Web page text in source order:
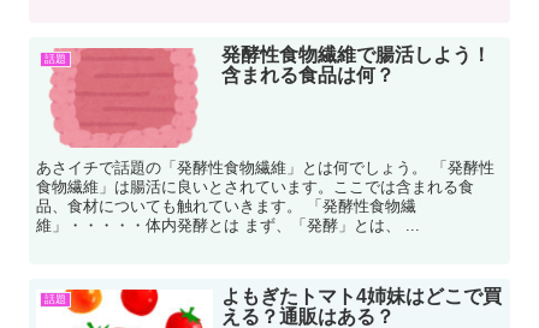
話題
発酵性食物繊維で腸活しよう！
含まれる食品は何？
あさイチで話題の「発酵性食物繊維」とは何でしょう。 「発酵性
食物繊維」は腸活に良いとされています。ここでは含まれる食
品、食材についても触れていきます。 「発酵性食物繊
維」・・・・・体内発酵とは まず、「発酵」とは、 ...
話題
よもぎたトマト4姉妹はどこで買
える？通販はある？